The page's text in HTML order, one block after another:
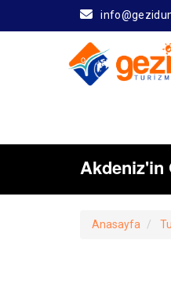
Akdeniz'in
Anasayfa